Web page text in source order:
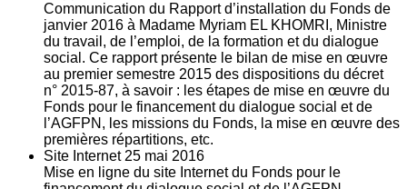
Communication du Rapport d’installation du Fonds de
janvier 2016 à Madame Myriam EL KHOMRI, Ministre
du travail, de l’emploi, de la formation et du dialogue
social. Ce rapport présente le bilan de mise en œuvre
au premier semestre 2015 des dispositions du décret
n° 2015-87, à savoir : les étapes de mise en œuvre du
Fonds pour le financement du dialogue social et de
l’AGFPN, les missions du Fonds, la mise en œuvre des
premières répartitions, etc.
Site Internet 25 mai 2016
Mise en ligne du site Internet du Fonds pour le